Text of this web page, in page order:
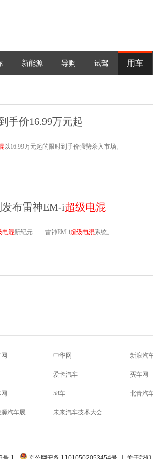
新能源 导购 试驾 用车
手价16.99万元起
以16.99万元起的限时到手价强势杀入市场。
布雷神EM-i超级电混
电混新纪元——雷神EM-i超级电混系统。
中华网 新浪汽
爱卡汽车 买车网
58车 北青汽
汽车展 未来汽车技术大会